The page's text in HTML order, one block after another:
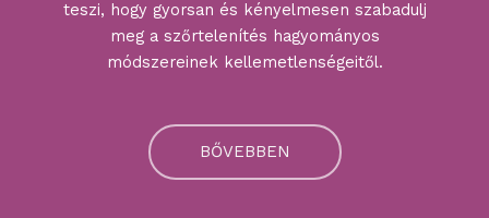
teszi, hogy gyorsan és kényelmesen szabadulj
meg a szőrtelenítés hagyományos
módszereinek kellemetlenségeitől.
BŐVEBBEN